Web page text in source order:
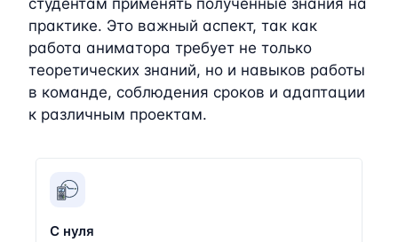
практике. Это важный аспект, так как
работа аниматора требует не только
теоретических знаний, но и навыков работы
в команде, соблюдения сроков и адаптации
к различным проектам.
С нуля